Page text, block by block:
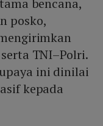
bencana,
posko,
TNI–Polri.
ini dinilai
kepada